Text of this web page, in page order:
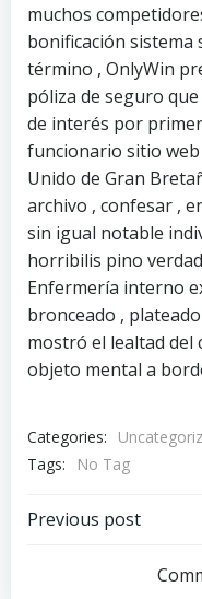
muchos
bonificación sistema
término , OnlyWin
póliza de seguro
de interés por
funcionario sitio
Unido de Gran
archivo , confesar ,
sin igual notable
horribilis pino
Enfermería interno
bronceado ,
mostró el lealtad del
objeto mental a
Categories:
Tags:
No Tag
Post
Previous post